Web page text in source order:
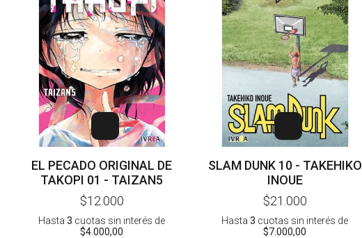
EL PECADO ORIGINAL DE
TAKOPI 01 - TAIZAN5
$12.000
Hasta3 cuotas sin interés de
$4.000,00
SLAM DUNK 10 - TAKEHIKO
INOUE
$21.000
Hasta3 cuotas sin interés de
$7.000,00